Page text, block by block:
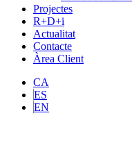
Projectes
R+D+i
Actualitat
Contacte
Àrea Client
CA
ES
EN